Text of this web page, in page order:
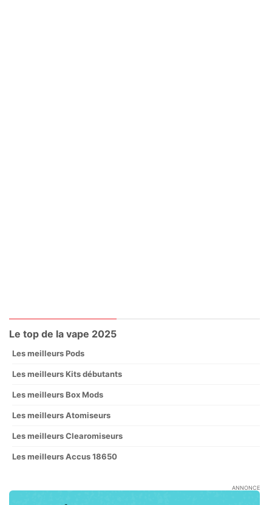
Le top de la vape 2025
Les meilleurs Pods
Les meilleurs Kits débutants
Les meilleurs Box Mods
Les meilleurs Atomiseurs
Les meilleurs Clearomiseurs
Les meilleurs Accus 18650
ANNONCE